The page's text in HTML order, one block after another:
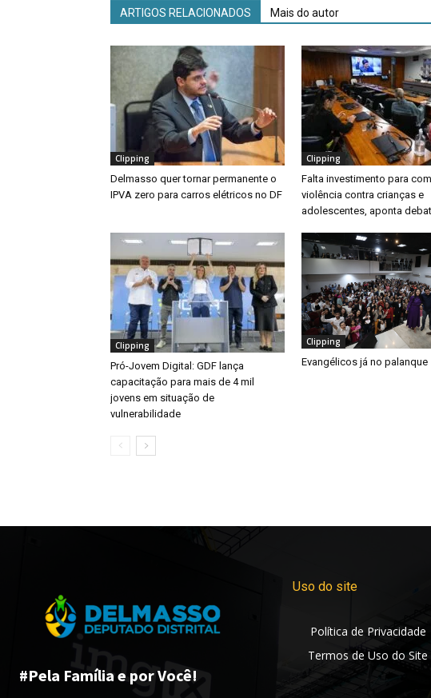
ARTIGOS RELACIONADOS Mais do autor
Clipping
Delmasso quer tornar permanente o
IPVA zero para carros elétricos no DF
Clipping
Falta investimento para
violência contra crianças e
adolescentes, aponta
Clipping
Pró-Jovem Digital: GDF lança
capacitação para mais de 4 mil
jovens em situação de
vulnerabilidade
Clipping
Evangélicos já no palanque
#Pela Família e por Você!
Uso do site
Política de Privacidade
Termos de Uso do Site